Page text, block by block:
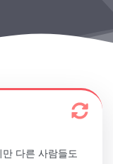
다른 사람들도